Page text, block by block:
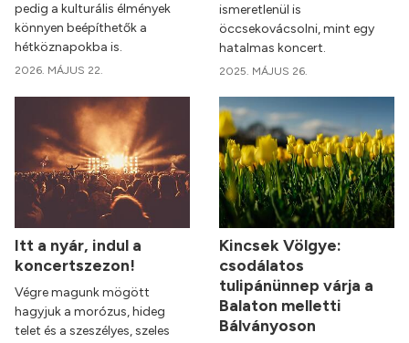
pedig a kulturális élmények
könnyen beépíthetők a
hétköznapokba is.
2026. MÁJUS 22.
ismeretlenül is
öccsekovácsolni, mint egy
hatalmas koncert.
2025. MÁJUS 26.
Itt a nyár, indul a
koncertszezon!
Végre magunk mögött
hagyjuk a morózus, hideg
telet és a szeszélyes, szeles
Kincsek Völgye:
csodálatos
tulipánünnep várja a
Balaton melletti
Bálványoson